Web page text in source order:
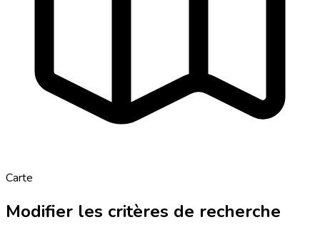
Carte
Modifier les critères de recherche